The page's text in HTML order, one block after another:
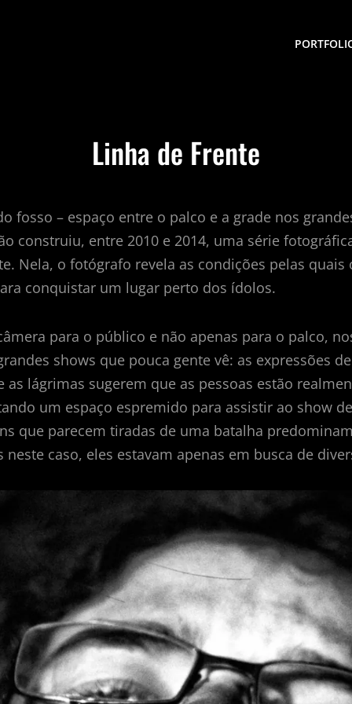
Linha de Frente
fosso – espaço entre o palco e a grade nos
construiu, entre 2010 e 2014, uma série
Nela, o fotógrafo revela as condições pelas quais
conquistar um lugar perto dos ídolos.
para o público e não apenas para o palco,
shows que pouca gente vê: as expressões
as lágrimas sugerem que as pessoas estão
um espaço espremido para assistir ao show
que parecem tiradas de uma batalha
neste caso, eles estavam apenas em busca de